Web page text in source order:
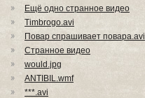
Ещё одно странное видео
Тimbrogo.avi
Повар спрашивает повара.avi
Странное видео
would.jpg
ANTIBIL.wmf
***.avi